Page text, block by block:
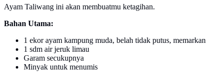
Ayam Taliwang ini akan membuatmu ketagihan.
Bahan Utama:
1 ekor ayam kampung muda, belah tidak putus, memarkan
1 sdm air jeruk limau
Garam secukupnya
Minyak untuk menumis